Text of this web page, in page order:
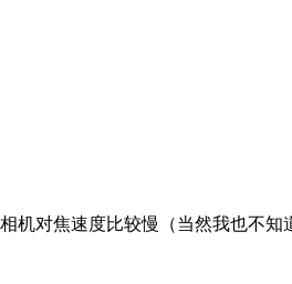
机对焦速度比较慢（当然我也不